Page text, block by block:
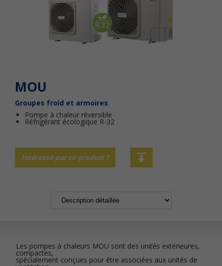
MOU
Groupes froid et armoires
Pompe à chaleur réversible
Réfrigérant écologique R-32
Intéressé par ce produit ?
Les pompes à chaleurs MOU sont des unités extérieures,
compactes,
spécialement conçues pour être associées aux unités de